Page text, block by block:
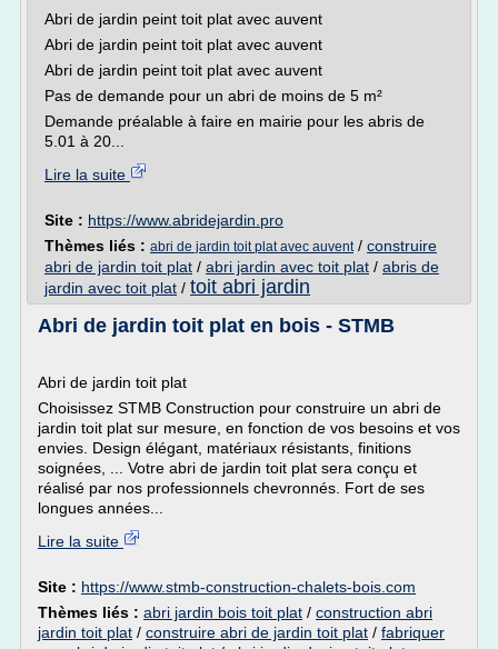
Abri de jardin peint toit plat avec auvent
Abri de jardin peint toit plat avec auvent
Abri de jardin peint toit plat avec auvent
Pas de demande pour un abri de moins de 5 m²
Demande préalable à faire en mairie pour les abris de
5.01 à 20...
Lire la suite
Site : https://www.abridejardin.pro
Thèmes liés : abri de jardin toit plat avec auvent/ construire
abri de jardin toit plat / abri jardin avec toit plat / abris de
jardin avec toit plat / toit abri jardin
Abri de jardin toit plat en bois - STMB
Abri de jardin toit plat
Choisissez STMB Construction pour construire un abri de
jardin toit plat sur mesure, en fonction de vos besoins et vos
envies. Design élégant, matériaux résistants, finitions
soignées, ... Votre abri de jardin toit plat sera conçu et
réalisé par nos professionnels chevronnés. Fort de ses
longues années...
Lire la suite
Site : https://www.stmb-construction-chalets-bois.com
Thèmes liés : abri jardin bois toit plat / construction abri
jardin toit plat / construire abri de jardin toit plat / fabriquer